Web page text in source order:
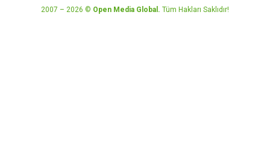
2007 – 2026 © Open Media Global. Tüm Hakları Saklıdır!